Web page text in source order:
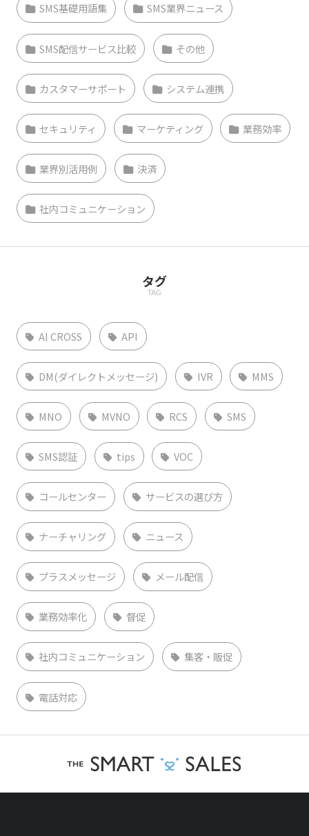
SMS基礎用語集 SMS業界ニュース
SMS配信サービス比較 その他
カスタマーサポート システム連携
セキュリティ マーケティング 業務効率
業界別活用例 決済
社内コミュニケーション
タグ
TAG
AI CROSS API
DM(ダイレクトメッセージ) IVR MMS
MNO MVNO RCS SMS
SMS認証 tips VOC
コールセンター サービスの選び方
ナーチャリング ニュース
プラスメッセージ メール配信
業務効率化 督促
社内コミュニケーション 集客・販促
電話対応